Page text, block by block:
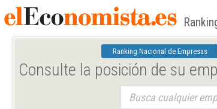
Ranking Nacional de Empresas
Consulte la posición de su